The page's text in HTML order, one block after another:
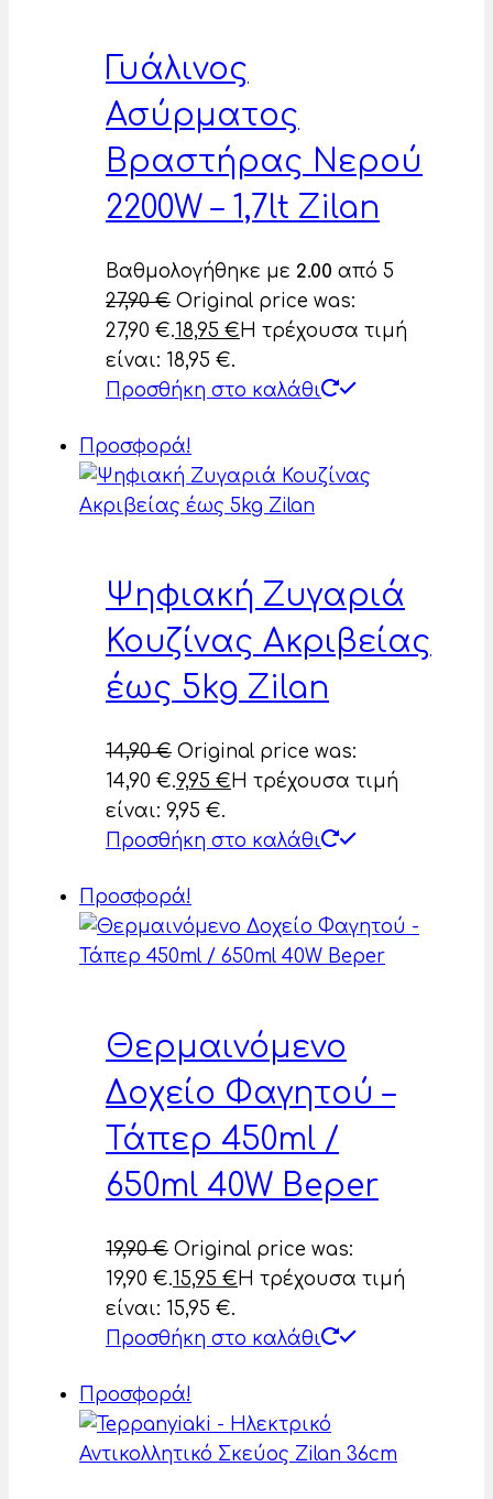
Γυάλινος
Ασύρματος
Βραστήρας Νερού
2200W – 1,7lt Zilan
Βαθμολογήθηκε με 2.00 από 5
27,90€ Original price was:
27,90 €.18,95 €Η τρέχουσα τιμή
είναι: 18,95 €.
Προσθήκη στο καλάθι
Προσφορά!
Ψηφιακή Ζυγαριά
Κουζίνας Ακριβείας
έως 5kg Zilan
14,90€ Original price was:
14,90 €.9,95 €Η τρέχουσα τιμή
είναι: 9,95 €.
Προσθήκη στο καλάθι
Προσφορά!
Θερμαινόμενο
Δοχείο Φαγητού –
Τάπερ 450ml /
650ml 40W Beper
19,90€ Original price was:
19,90 €.15,95 €Η τρέχουσα τιμή
είναι: 15,95 €.
Προσθήκη στο καλάθι
Προσφορά!